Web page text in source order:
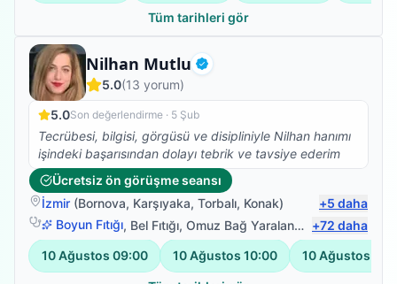
harika bir iş başardı. Kendimi çok iyi
hissediyorum.Fizyoterapim devam ediyor.Emeklerinize
sağlık.
Tüm tarihleri gör
Nilhan Mutlu Doğrulanmış
Fizyoterapist
5.0(13 yorum)
5.0Son değerlendirme · 5 Şub
Tecrübesi, bilgisi, görgüsü ve disipliniyle Nilhan hanımı
işindeki başarısından dolayı tebrik ve tavsiye ederim
Ücretsiz ön görüşme seansı
İzmir (Bornova, Karşıyaka, Torbalı, Konak) +5 daha
Boyun Fıtığı, Bel Fıtığı, Omuz Bağ Yaralanması ,Protez
+72 daha
10 Ağustos 09:00 10 Ağustos 10:00 10 Ağustos